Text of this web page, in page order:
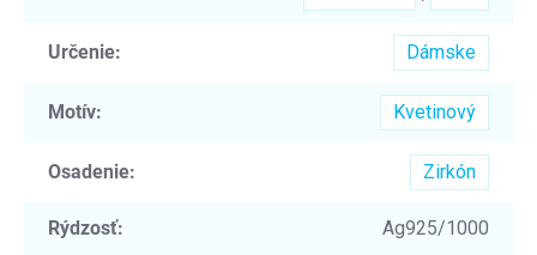
Určenie: Dámske
Motív: Kvetinový
Osadenie: Zirkón
Rýdzosť: Ag925/1000